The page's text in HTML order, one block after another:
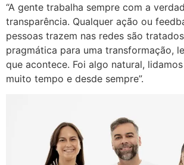
“A gente trabalha sempre com a
transparência. Qualquer ação ou
pessoas trazem nas redes são
pragmática para uma transformação,
que acontece. Foi algo natural,
muito tempo e desde sempre”.